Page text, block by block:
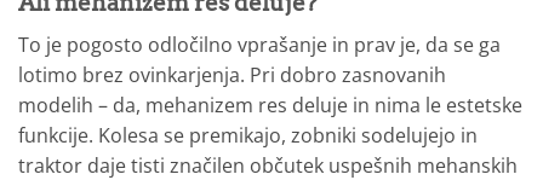
To je pogosto odločilno vprašanje in prav je, da se ga
lotimo brez ovinkarjenja. Pri dobro zasnovanih
modelih – da, mehanizem res deluje in nima le estetske
funkcije. Kolesa se premikajo, zobniki sodelujejo in
traktor daje tisti značilen občutek uspešnih mehanskih